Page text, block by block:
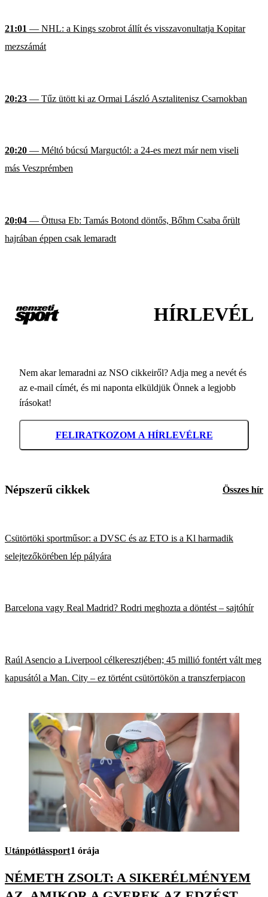
21:01 — NHL: a Kings szobrot állít és visszavonultatja Kopitar
mezszámát
20:23 — Tűz ütött ki az Ormai László Asztalitenisz Csarnokban
20:20 — Méltó búcsú Marguctól: a 24-es mezt már nem viseli
más Veszprémben
20:04 — Öttusa Eb: Tamás Botond döntős, Bőhm Csaba őrült
hajrában éppen csak lemaradt
HÍRLEVÉL
Nem akar lemaradni az NSO cikkeiről? Adja meg a nevét és
az e-mail címét, és mi naponta elküldjük Önnek a legjobb
írásokat!
FELIRATKOZOM A HÍRLEVÉLRE
Népszerű cikkek Összes hír
Csütörtöki sportműsor: a DVSC és az ETO is a Kl harmadik
selejtezőkörében lép pályára
Barcelona vagy Real Madrid? Rodri meghozta a döntést – sajtóhír
Raúl Asencio a Liverpool célkeresztjében; 45 millió fontért vált meg
kapusától a Man. City – ez történt csütörtökön a transzferpiacon
Utánpótlássport1 órája
NÉMETH ZSOLT: A SIKERÉLMÉNYEM